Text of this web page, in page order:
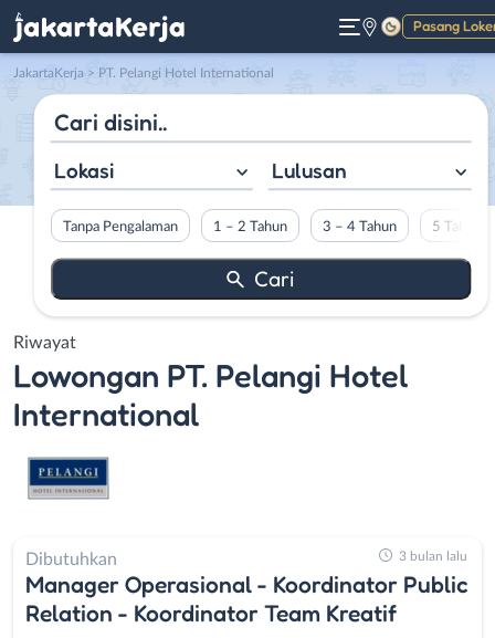
Pasang
Gelap
JakartaKerja > PT. Pelangi Hotel International
Lokasi Lulusan
Tanpa Pengalaman 1 – 2 Tahun 3 – 4 Tahun 5 Tahun
Riwayat
Lowongan PT. Pelangi Hotel
International
Dibutuhkan
Manager Operasional - Koordinator Public
Relation - Koordinator Team Kreatif
3 bulan lalu